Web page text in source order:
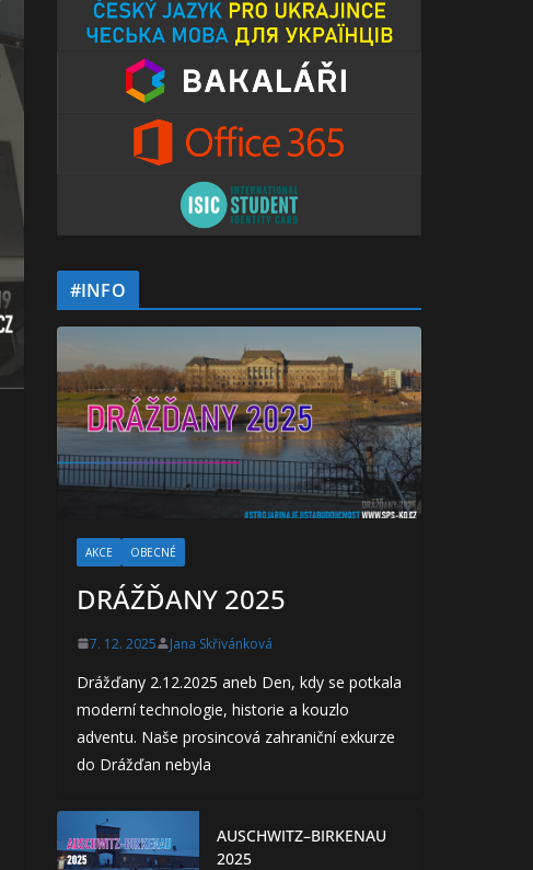
#INFO
AKCE OBECNÉ
DRÁŽĎANY 2025
7. 12. 2025 Jana Skřivánková
Drážďany 2.12.2025 aneb Den, kdy se potkala
moderní technologie, historie a kouzlo
adventu. Naše prosincová zahraniční exkurze
do Drážďan nebyla
AUSCHWITZ–BIRKENAU
2025